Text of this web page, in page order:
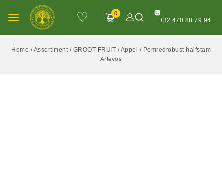
♡ 0
+32 470 88 79 94
Home / Assortiment / GROOT FRUIT / Appel / Pomredrobust halfstam
Artevos